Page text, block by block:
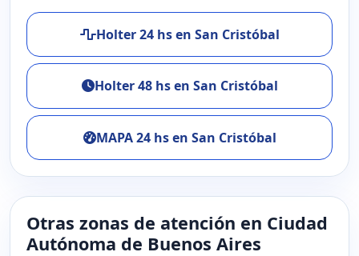
Holter 24 hs en San Cristóbal
Holter 48 hs en San Cristóbal
MAPA 24 hs en San Cristóbal
Otras zonas de atención en Ciudad
Autónoma de Buenos Aires